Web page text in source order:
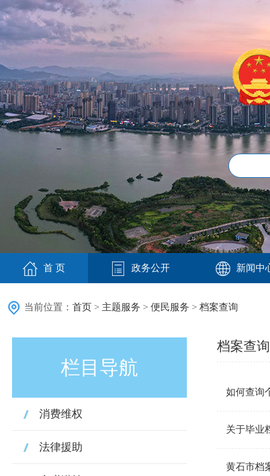
首 页 政务公开 新闻中
当前位置： 首页 > 主题服务 > 便民服务 > 档案查询
栏目导航
消费维权
法律援助
档案查询
如何查询
关于毕业
黄石市档